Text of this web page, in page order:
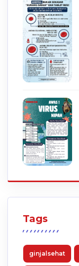
Tags
ginjalsehat